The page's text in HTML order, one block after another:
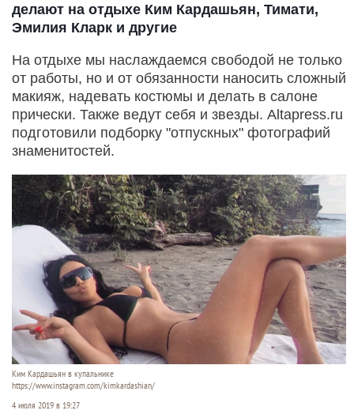
делают на отдыхе Ким Кардашьян, Тимати,
Эмилия Кларк и другие
На отдыхе мы наслаждаемся свободой не только
от работы, но и от обязанности наносить сложный
макияж, надевать костюмы и делать в салоне
прически. Также ведут себя и звезды. Altapress.ru
подготовили подборку "отпускных" фотографий
знаменитостей.
Ким Кардашьян в купальнике
https://www.instagram.com/kimkardashian/
4 июля 2019 в 19:27